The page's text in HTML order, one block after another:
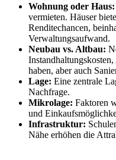
Wohnung oder Haus:
vermieten. Häuser
Renditechancen,
Verwaltungsaufwand.
Neubau vs. Altbau:
haben, aber auch
Lage: Eine zentrale
Nachfrage.
Mikrolage: Faktoren
und
Infrastruktur:
Nähe erhöhen die